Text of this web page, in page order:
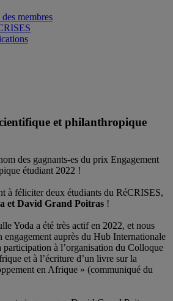
membres
et philanthropique
des gagnants-es du prix Engagement
étudiant 2022 !
à féliciter deux étudiants du RéCRISES,
et David Grand Poitras !
Yoda a été très actif en 2022, et nous
engagement auprès du Hub Internationale
participation à l’organisation du Colloque
et à l’écriture d’un livre sur la
en Afrique » (communiqué du